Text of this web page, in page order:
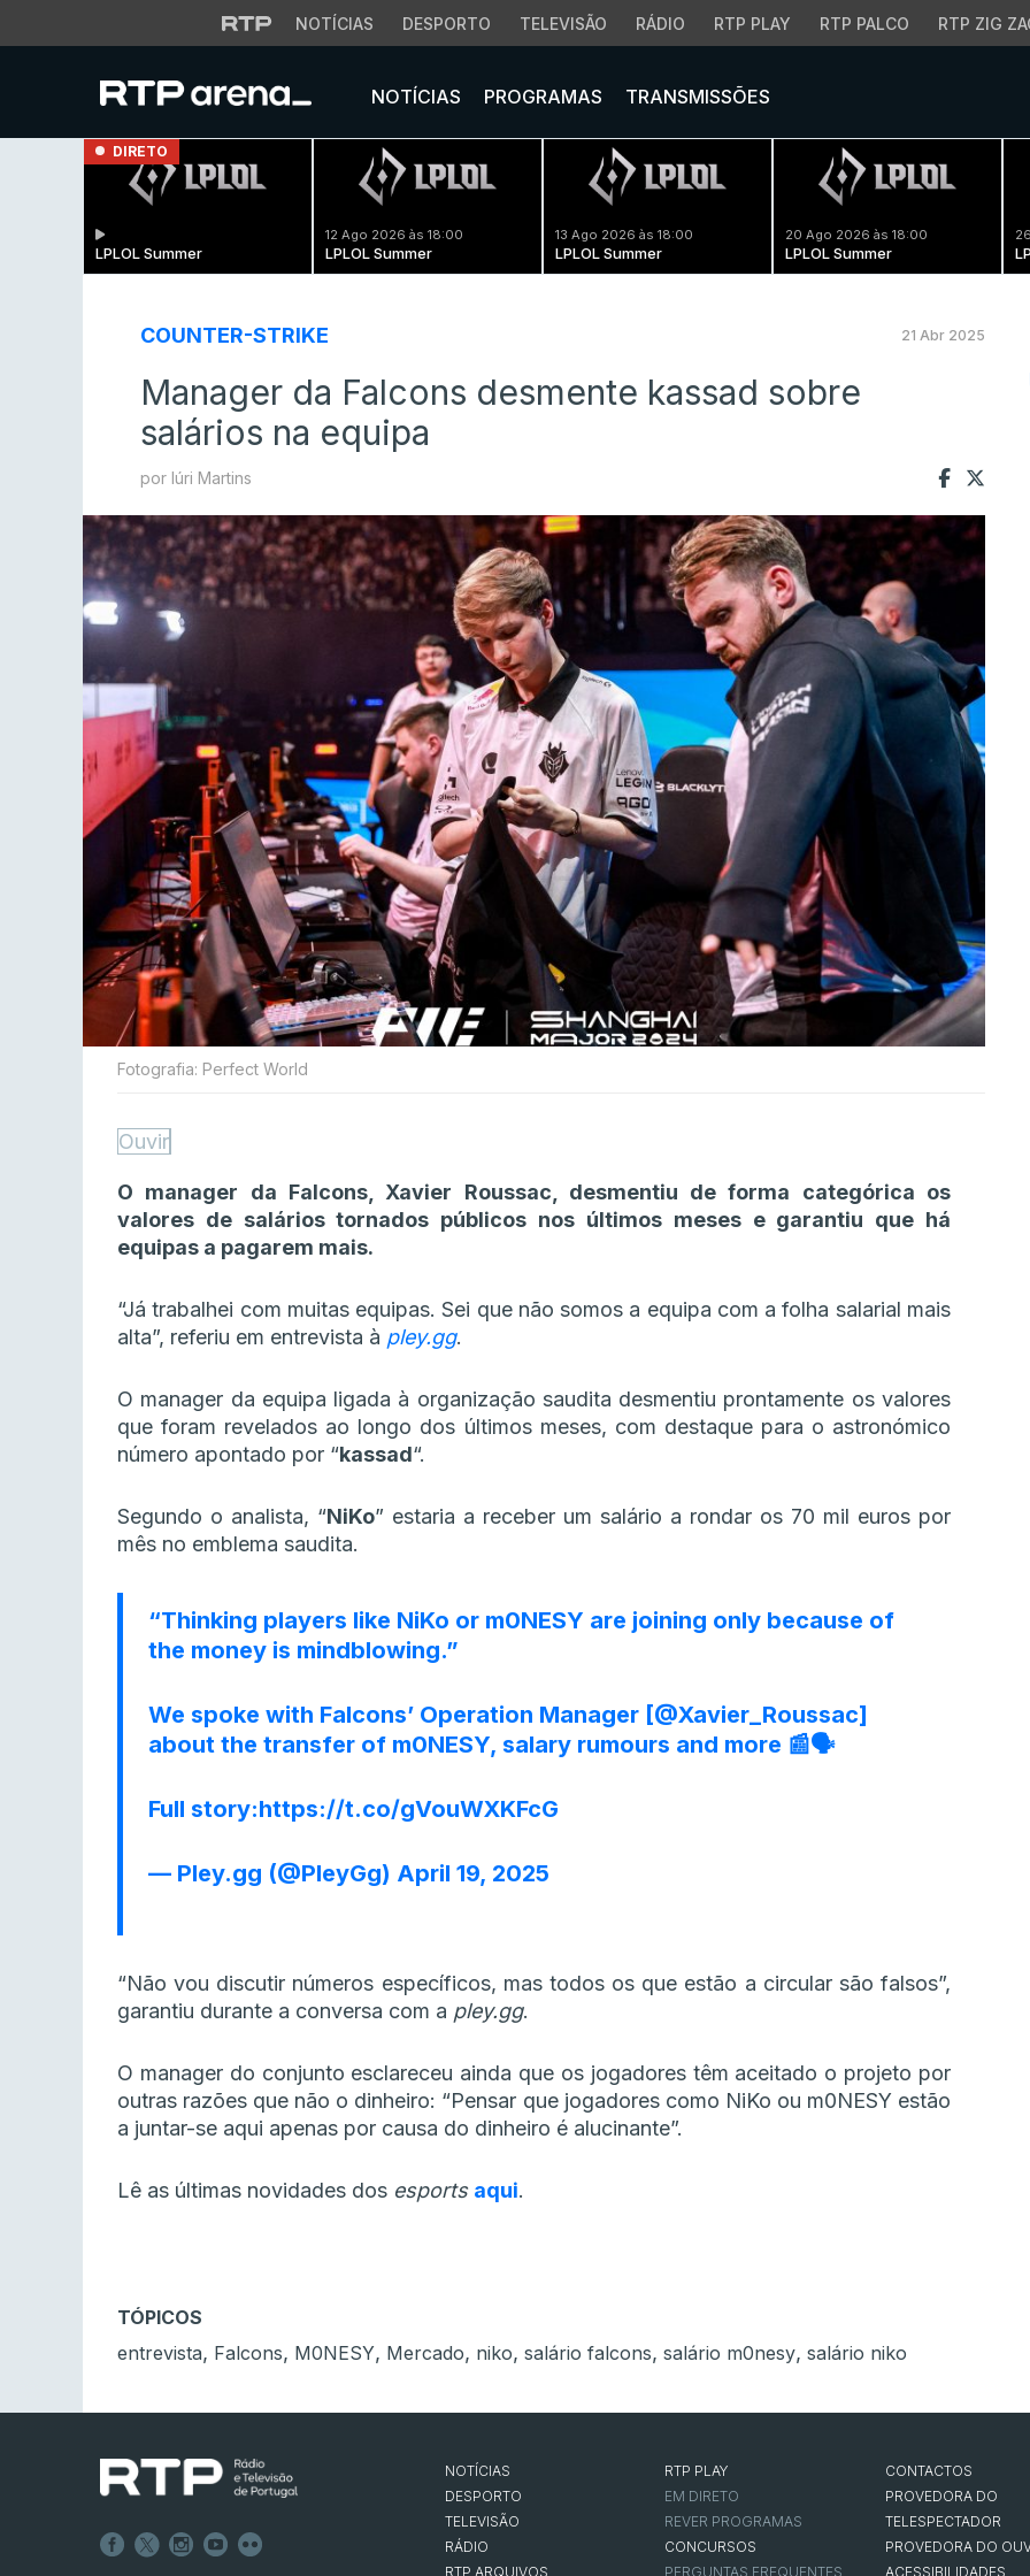
NOTÍCIAS DESPORTO TELEVISÃO RÁDIO RTP PLAY RTP PALCO RTP ZIG
NOTÍCIAS PROGRAMAS TRANSMISSÕES
DIRETO
LPLOL Summer
12 Ago 2026 às 18:00
LPLOL Summer
13 Ago 2026 às 18:00
LPLOL Summer
20 Ago 2026 às 18:00
LPLOL Summer
COUNTER-STRIKE 21 Abr 2025
Manager da Falcons desmente kassad sobre
salários na equipa
por Iúri Martins
Fotografia: Perfect World
Ouvir
O manager da Falcons, Xavier Roussac, desmentiu de forma categórica os
valores de salários tornados públicos nos últimos meses e garantiu que há
equipas a pagarem mais.
“Já trabalhei com muitas equipas. Sei que não somos a equipa com a folha salarial mais
alta”, referiu em entrevista à pley.gg.
O manager da equipa ligada à organização saudita desmentiu prontamente os valores
que foram revelados ao longo dos últimos meses, com destaque para o astronómico
número apontado por “kassad“.
Segundo o analista, “NiKo” estaria a receber um salário a rondar os 70 mil euros por
mês no emblema saudita.
“Thinking players like NiKo or m0NESY are joining only because of
the money is mindblowing.”
We spoke with Falcons’ Operation Manager [@Xavier_Roussac]
about the transfer of m0NESY, salary rumours and more 📰🗣️
Full story:https://t.co/gVouWXKFcG
— Pley.gg (@PleyGg) April 19, 2025
“Não vou discutir números específicos, mas todos os que estão a circular são falsos”,
garantiu durante a conversa com a pley.gg.
O manager do conjunto esclareceu ainda que os jogadores têm aceitado o projeto por
outras razões que não o dinheiro: “Pensar que jogadores como NiKo ou m0NESY estão
a juntar-se aqui apenas por causa do dinheiro é alucinante”.
Lê as últimas novidades dos esports aqui.
TÓPICOS
entrevista, Falcons, M0NESY, Mercado, niko, salário falcons, salário m0nesy, salário niko
NOTÍCIAS
DESPORTO
TELEVISÃO
RÁDIO
RTP ARQUIVOS
RTP PLAY
EM DIRETO
REVER PROGRAMAS
CONCURSOS
PERGUNTAS FREQUENTES
CONTACTOS
PROVEDORA DO
TELESPECTADOR
PROVEDORA DO
ACESSIBILIDADES